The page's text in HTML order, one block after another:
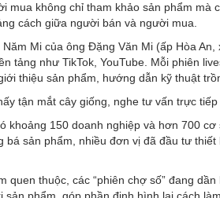
mua không chỉ tham khảo sản phẩm mà
cách giữa người bán và người mua.
Mi của ông Đặng Văn Mi (ấp Hòa
tảng như TikTok, YouTube. Mỗi phiên
thiệu sản phẩm, hướng dẫn kỹ thuật
tận mắt cây giống, nghe tư vấn trực
khoảng 150 doanh nghiệp và hơn 700
bá sản phẩm, nhiều đơn vị đã đầu tư
quen thuộc, các “phiên chợ số” đang